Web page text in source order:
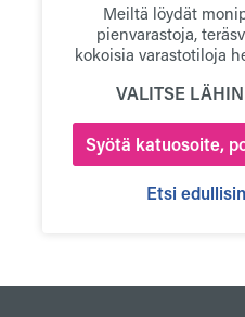
Meiltä löydät
pienvarastoja,
kokoisia varastotiloja
VALITSE
Etsi